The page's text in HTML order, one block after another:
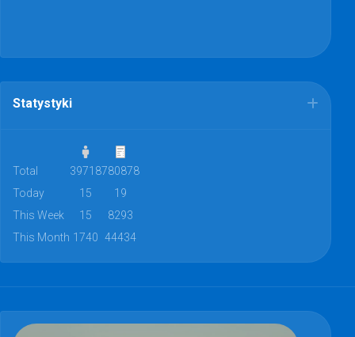
Statystyki
Total 39718780878
Today
15
19
This Week
15
8293
This Month 1740 44434